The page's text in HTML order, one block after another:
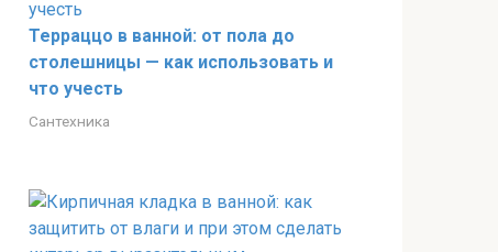
Терраццо в ванной: от пола до
столешницы — как использовать и
что учесть
Сантехника